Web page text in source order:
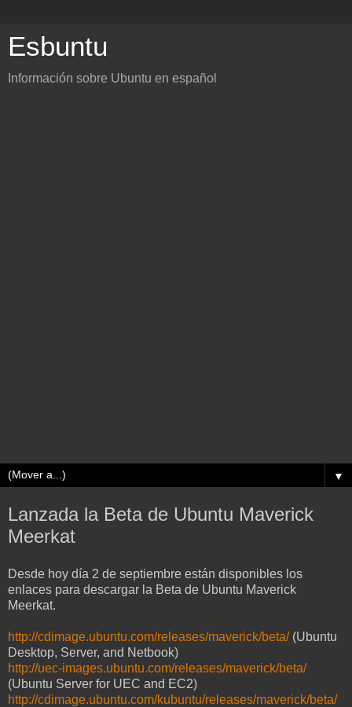
Esbuntu
Información sobre Ubuntu en español
▼
Lanzada la Beta de Ubuntu Maverick
Meerkat
Desde hoy día 2 de septiembre están disponibles los
enlaces para descargar la Beta de Ubuntu Maverick
Meerkat.
http://cdimage.ubuntu.com/releases/maverick/beta/(Ubuntu
Desktop, Server, and Netbook)
http://uec-images.ubuntu.com/releases/maverick/beta/
(Ubuntu Server for UEC and EC2)
http://cdimage.ubuntu.com/kubuntu/releases/maverick/beta/